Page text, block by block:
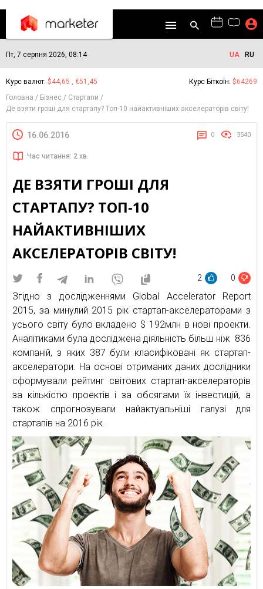
Пт, 7 серпня 2026, 08:14 UA RU
Курс валют: $44,65 , €51,45 Курс Біткоїн: $64269
Головна
Бізнес
Стартапи
Де взяти гроші для стартапу? Топ-10 найактивніших акселераторів світу!
16.06.2016 0 3540
Час читання: 2 хв.
ДЕ ВЗЯТИ ГРОШІ ДЛЯ
СТАРТАПУ? ТОП-10
НАЙАКТИВНІШИХ
АКСЕЛЕРАТОРІВ СВІТУ!
2 0
Згідно з дослідженнями Global Accelerator Report
2015, за минулий 2015 рік стартап-акселераторами з
усього світу було вкладено $ 192млн в нові проекти.
Аналітиками була досліджена діяльність більш ніж 836
компаній, з яких 387 були класифіковані як стартап-
акселератори. На основі отриманих даних дослідники
сформували рейтинг світових стартап-акселераторів
за кількістю проектів і за обсягами їх інвестицій, а
також спрогнозували найактуальніші галузі для
стартапів на 2016 рік.